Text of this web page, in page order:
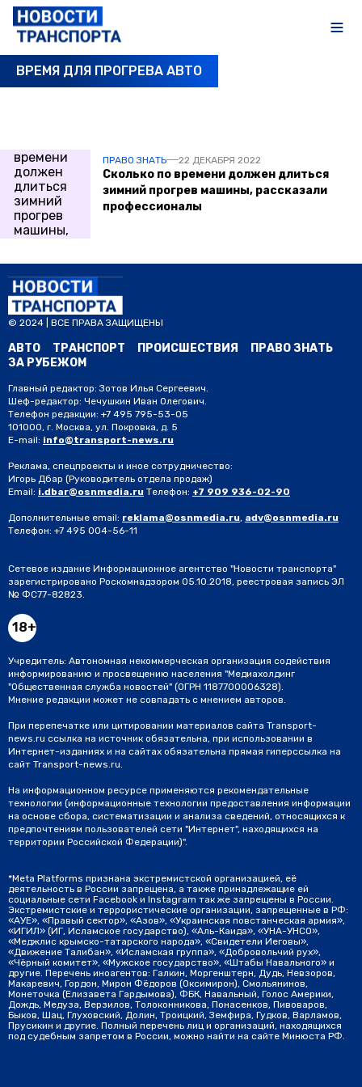
ВРЕМЯ ДЛЯ ПРОГРЕВА АВТО
ПРАВО ЗНАТЬ 22 ДЕКАБРЯ 2022
Сколько по времени должен длиться
зимний прогрев машины, рассказали
профессионалы
© 2024 | ВСЕ ПРАВА ЗАЩИЩЕНЫ
АВТО ТРАНСПОРТ ПРОИСШЕСТВИЯ
ПРАВО ЗНАТЬ
ЗА РУБЕЖОМ
Главный редактор: Зотов Илья Сергеевич.
Шеф-редактор: Чечушкин Иван Олегович.
Телефон редакции: +7 495 795-53-05
101000, г. Москва, ул. Покровка, д. 5
E-mail: info@transport-news.ru
Реклама, спецпроекты и иное сотрудничество:
Игорь Дбар (Руководитель отдела продаж)
Email: i.dbar@osnmedia.ru Телефон: +7 909 936-02-90
Дополнительные email: reklama@osnmedia.ru, adv@osnmedia.ru
Телефон: +7 495 004-56-11
Сетевое издание Информационное агентство "Новости транспорта"
зарегистрировано Роскомнадзором 05.10.2018, реестровая запись ЭЛ
№ ФС77-82823.
18+
Учредитель: Автономная некоммерческая организация содействия
информированию и просвещению населения "Медиахолдинг
"Общественная служба новостей" (ОГРН 1187700006328).
Мнение редакции может не совпадать с мнением авторов.
При перепечатке или цитировании материалов сайта Transport-
news.ru ссылка на источник обязательна, при использовании в
Интернет-изданиях и на сайтах обязательна прямая гиперссылка на
сайт Transport-news.ru.
На информационном ресурсе применяются рекомендательные
технологии (информационные технологии предоставления информации
на основе сбора, систематизации и анализа сведений, относящихся к
предпочтениям пользователей сети "Интернет", находящихся на
территории Российской Федерации)".
*Meta Platforms признана экстремистской организацией, её
деятельность в России запрещена, а также принадлежащие ей
социальные сети Facebook и Instagram так же запрещены в России.
Экстремистские и террористические организации, запрещенные в РФ:
«АУЕ», «Правый сектор», «Азов», «Украинская повстанческая армия»,
«ИГИЛ» (ИГ, Исламское государство), «Аль-Каида», «УНА-УНСО»,
«Меджлис крымско-татарского народа», «Свидетели Иеговы»,
«Движение Талибан», «Исламская группа», «Добровольчий рух»,
«Чёрный комитет», «Мужское государство», «Штабы Навального» и
другие. Перечень иноагентов: Галкин, Моргенштерн, Дудь, Невзоров,
Макаревич, Гордон, Мирон Фёдоров (Оксимирон), Смольянинов,
Монеточка (Елизавета Гардымова), ФБК, Навальный, Голос Америки,
Дождь, Медуза, Верзилов, Толоконникова, Понасенков, Пивоваров,
Быков, Шац, Глуховский, Долин, Троицкий, Земфира, Гудков, Варламов,
Прусикин и другие. Полный перечень лиц и организаций, находящихся
под судебным запретом в России, можно найти на сайте Минюста РФ.